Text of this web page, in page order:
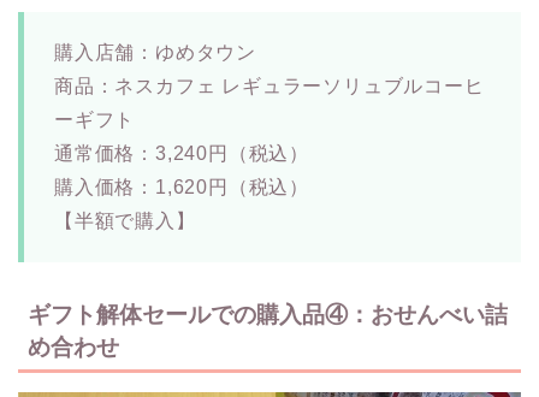
購入店舗：ゆめタウン
商品：ネスカフェ レギュラーソリュブルコーヒ
ーギフト
通常価格：3,240円（税込）
購入価格：1,620円（税込）
【半額で購入】
ギフト解体セールでの購入品④：おせんべい詰
め合わせ